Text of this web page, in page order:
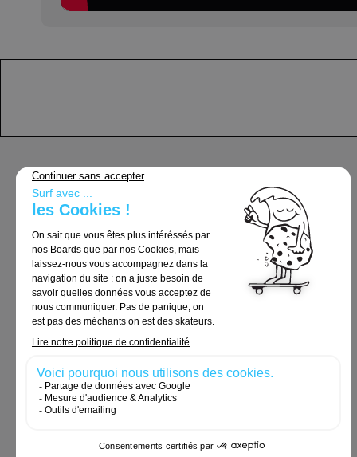
Support
Conditions Générales de Vente
Livraison & Retours
Mentions légales
Politique de confidentialité
Politique de cookies
Commandes et retours
Nous contacter
Cookies et données personnelles